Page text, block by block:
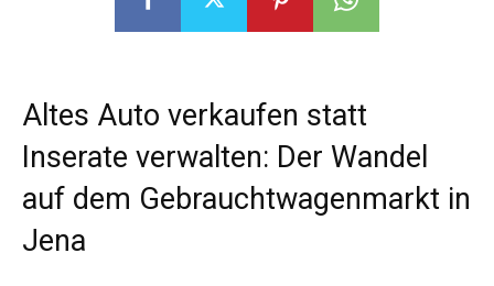
Altes Auto verkaufen statt
Inserate verwalten: Der Wandel
auf dem Gebrauchtwagenmarkt in
Jena